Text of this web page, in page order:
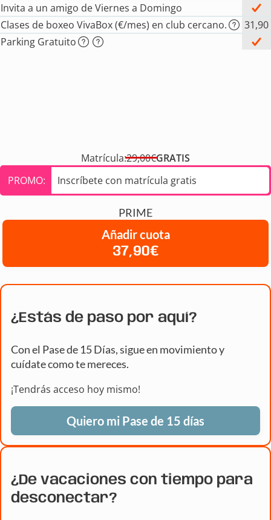
Invita a un amigo de Viernes a Domingo
Clases de boxeo VivaBox (€/mes) en club cercano.
31,90
Parking Gratuito
Matrícula:29,00€GRATIS
PROMO:
Inscríbete con matrícula gratis
PRIME
Añadir cuota
37,90€
¿Estás de paso por aquí?
Con el Pase de 15 Días, sigue en movimiento y
cuídate como te mereces.
¡Tendrás acceso hoy mismo!
Quiero mi Pase de 15 días
¿De vacaciones con tiempo para
desconectar?